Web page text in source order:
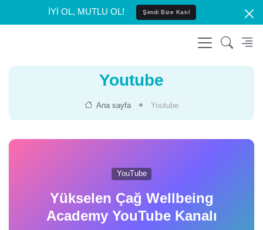
İYİ OL, MUTLU OL! Şimdi Bize Katıl
Youtube
Ana sayfa Youtube
YouTube
Yükselen Çağ Wellbeing
Academy YouTube Kanalı